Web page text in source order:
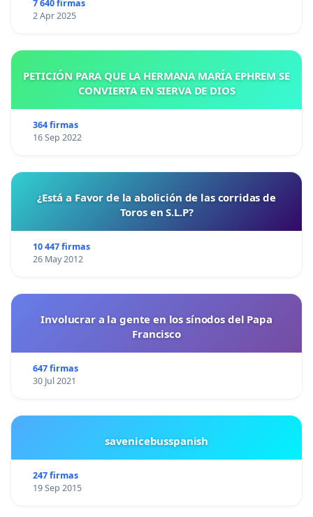
7 640 firmas
2 Apr 2025
PETICIÓN PARA QUE LA HERMANA MARÍA EPHREM SE
CONVIERTA EN SIERVA DE DIOS
364 firmas
16 Sep 2022
¿Está a Favor de la abolición de las corridas de
Toros en S.L.P?
10 447 firmas
26 May 2012
Involucrar a la gente en los sínodos del Papa
Francisco
647 firmas
30 Jul 2021
savenicebusspanish
247 firmas
19 Sep 2015